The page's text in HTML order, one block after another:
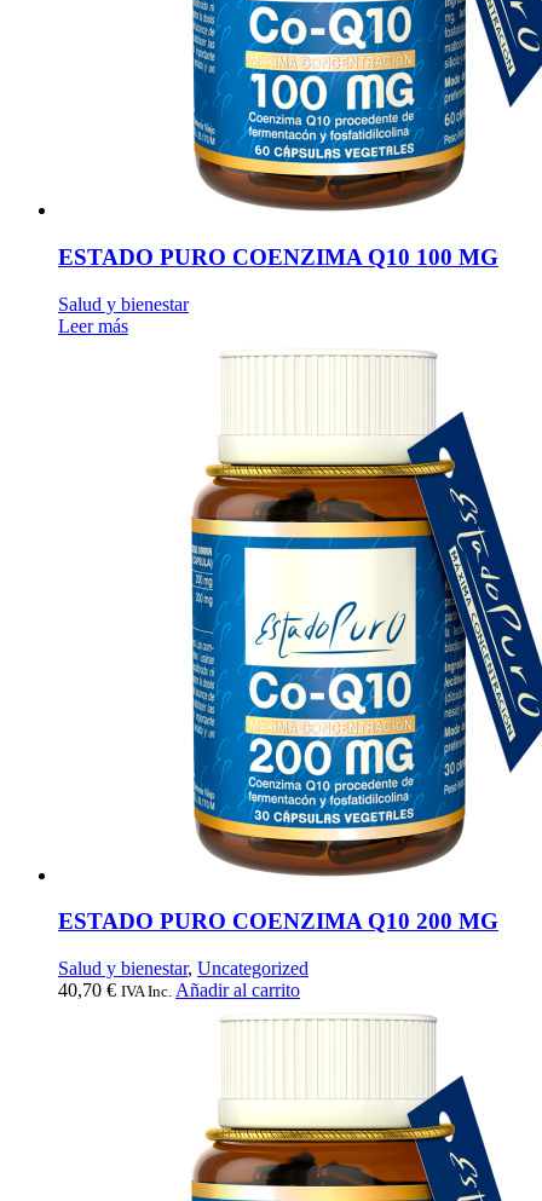
ESTADO PURO COENZIMA Q10 100 MG
Salud y bienestar
Leer más
ESTADO PURO COENZIMA Q10 200 MG
Salud y bienestar, Uncategorized
40,70 € IVA Inc. Añadir al carrito